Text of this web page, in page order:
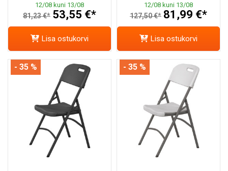
12/08 kuni 13/08
81,23 €* 53,55 €*
Lisa ostukorvi
12/08 kuni 13/08
127,50 €* 81,99 €*
Lisa ostukorvi
- 35 % - 35 %